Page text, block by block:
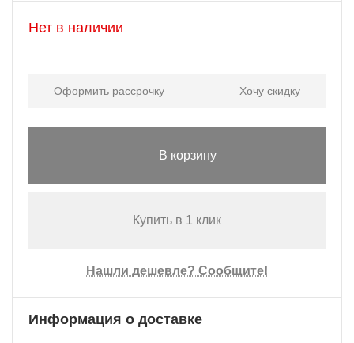
Нет в наличии
Оформить рассрочку Хочу скидку
В корзину
Купить в 1 клик
Нашли дешевле? Сообщите!
Информация о доставке